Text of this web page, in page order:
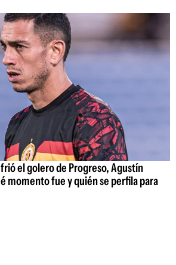
el golero de Progreso, Agustín
momento fue y quién se perfila para